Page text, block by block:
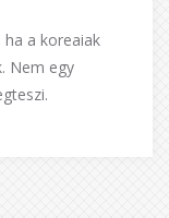
a koreaiak
Nem egy